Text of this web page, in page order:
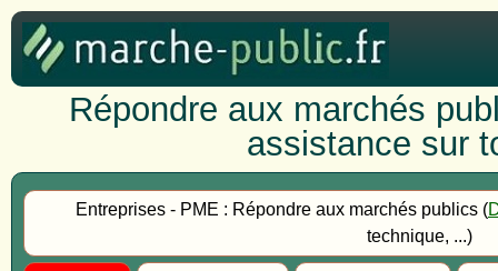
Répondre aux marchés
assistance sur
Entreprises - PME : Répondre aux marchés publics (
technique, ...)